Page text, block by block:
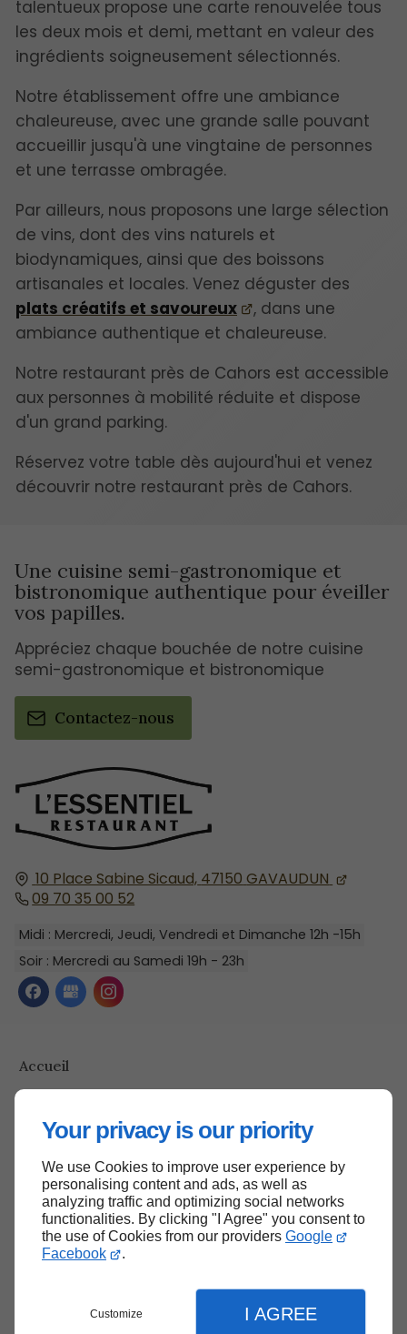
Your privacy is our priority
We use Cookies to improve user experience by
personalising content and ads, as well as
analyzing traffic and optimizing social networks
functionalities. By clicking "I Agree" you consent to
the use of Cookies from our providers Google
Facebook
.
Customize I AGREE
talentueux propose une carte renouvelée tous
les deux mois et demi, mettant en valeur des
ingrédients soigneusement sélectionnés.
Notre établissement offre une ambiance
chaleureuse, avec une grande salle pouvant
accueillir jusqu'à une vingtaine de personnes
et une terrasse ombragée.
Par ailleurs, nous proposons une large sélection
de vins, dont des vins naturels et
biodynamiques, ainsi que des boissons
artisanales et locales. Venez déguster des
plats créatifs et savoureux
, dans une
ambiance authentique et chaleureuse.
Notre restaurant près de Cahors est accessible
aux personnes à mobilité réduite et dispose
d'un grand parking.
Réservez votre table dès aujourd'hui et venez
découvrir notre restaurant près de Cahors.
10 Place Sabine Sicaud, 47150 GAVAUDUN
09 70 35 00 52
Midi : Mercredi, Jeudi, Vendredi et Dimanche 12h -15h
Soir : Mercredi au Samedi 19h - 23h
Accueil
Contactez-nous
Mentions légales
Une cuisine semi-gastronomique et
bistronomique authentique pour éveiller
vos papilles.
Appréciez chaque bouchée de notre cuisine
semi-gastronomique et bistronomique
Contactez-nous
Haut de page